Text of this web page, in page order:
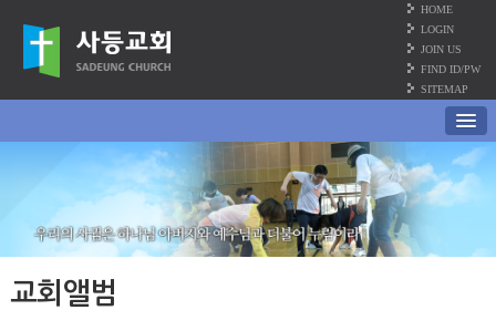
HOME
LOGIN
JOIN US
FIND ID/PW
SITEMAP
교회앨범